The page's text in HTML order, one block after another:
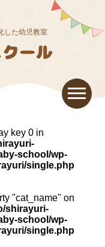
した幼児教室
key 0 in
school/wp-
single.php
"cat_name" on
shirayuri-
school/wp-
single.php